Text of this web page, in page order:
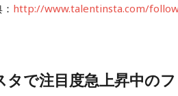
http://www.talentinsta.com/
タで注目度急上昇中の